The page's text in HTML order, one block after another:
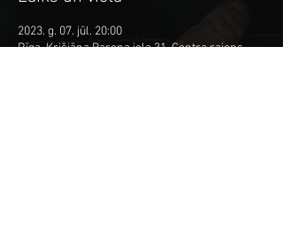
2023. g. 07. jūl. 20:00
Rīga, Krišjāņa Barona iela 31, Centra rajons,